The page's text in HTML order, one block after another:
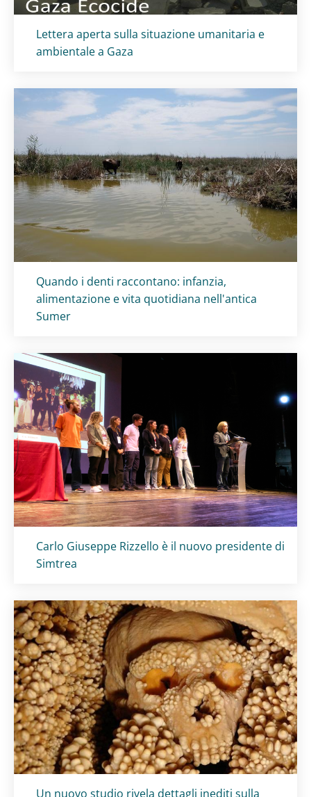
Titolo card:
Lettera aperta sulla situazione umanitaria e
ambientale a Gaza
Titolo card:
Quando i denti raccontano: infanzia,
alimentazione e vita quotidiana nell'antica
Sumer
Titolo card:
Carlo Giuseppe Rizzello è il nuovo presidente di
Simtrea
Titolo card:
Un nuovo studio rivela dettagli inediti sulla